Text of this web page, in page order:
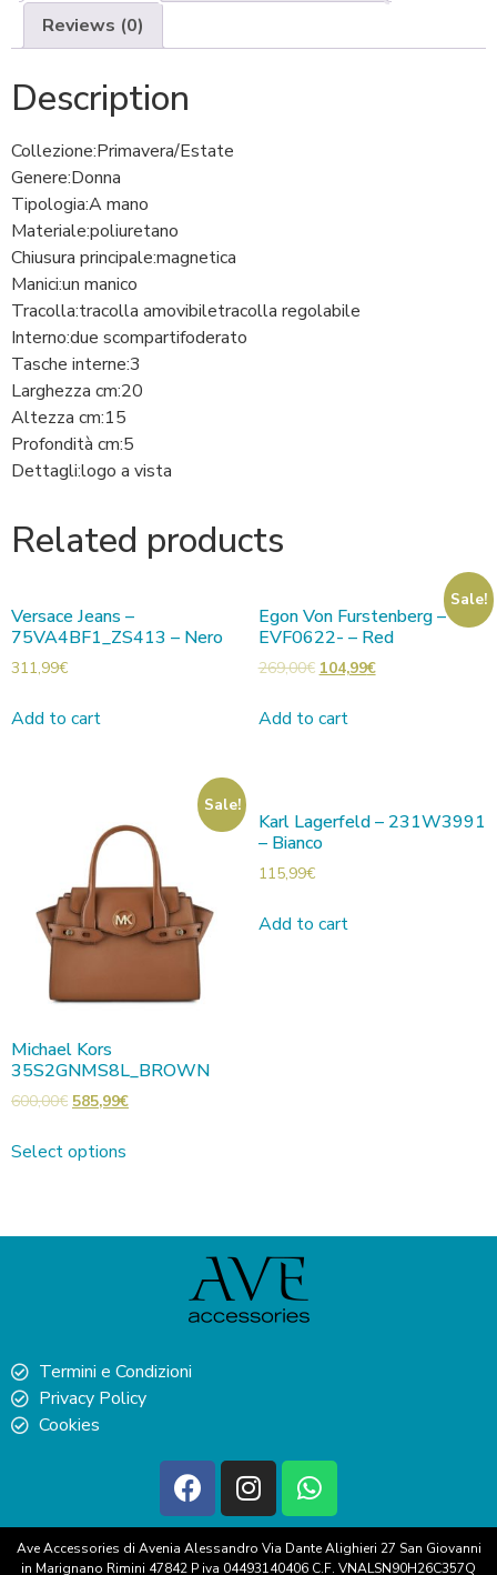
Reviews (0)
Description
Collezione:Primavera/Estate
Genere:Donna
Tipologia:A mano
Materiale:poliuretano
Chiusura principale:magnetica
Manici:un manico
Tracolla:tracolla amovibiletracolla regolabile
Interno:due scompartifoderato
Tasche interne:3
Larghezza cm:20
Altezza cm:15
Profondità cm:5
Dettagli:logo a vista
Related products
Versace Jeans –
75VA4BF1_ZS413 – Nero
311,99€
Add to cart
Sale!
Egon Von Furstenberg –
EVF0622- – Red
269,00€ 104,99€
Add to cart
Sale!
Michael Kors
35S2GNMS8L_BROWN
600,00€ 585,99€
Select options
Karl Lagerfeld – 231W3991
– Bianco
115,99€
Add to cart
Termini e Condizioni
Privacy Policy
Cookies
Ave Accessories di Avenia Alessandro Via Dante Alighieri 27 San Giovanni
in Marignano Rimini 47842 P iva 04493140406 C.F. VNALSN90H26C357Q